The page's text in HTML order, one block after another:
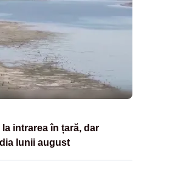
intrarea în țară, dar
lunii august